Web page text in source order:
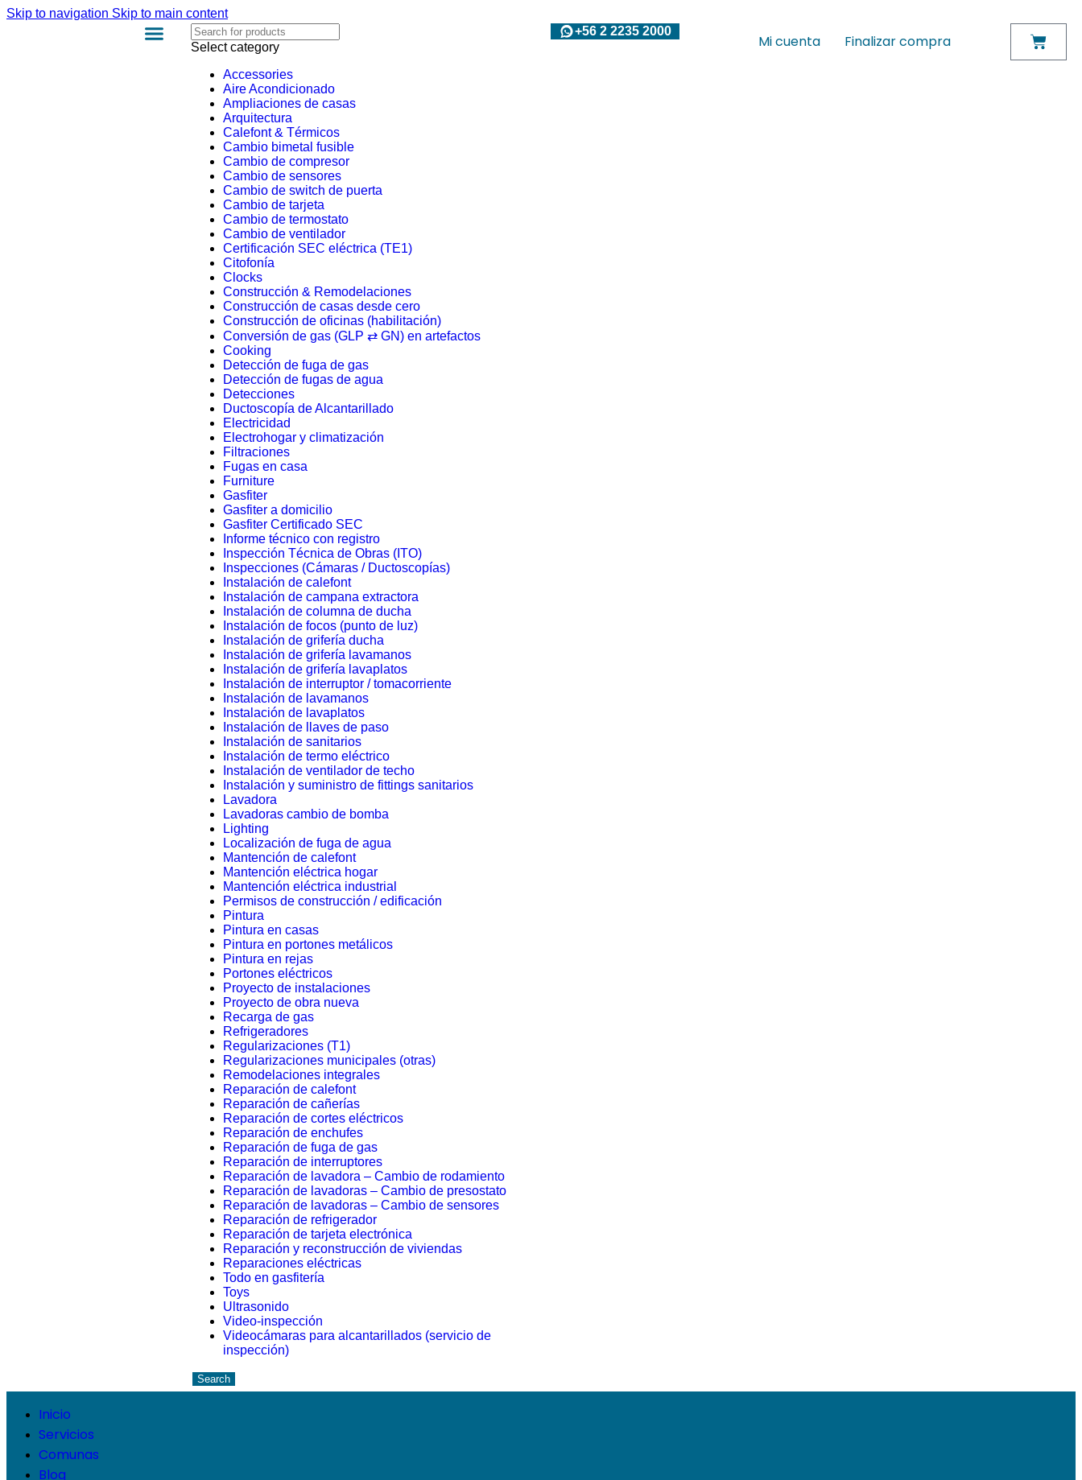
Skip to navigation Skip to main content
Select category
Accessories
Aire Acondicionado
Ampliaciones de casas
Arquitectura
Calefont & Térmicos
Cambio bimetal fusible
Cambio de compresor
Cambio de sensores
Cambio de switch de puerta
Cambio de tarjeta
Cambio de termostato
Cambio de ventilador
Certificación SEC eléctrica (TE1)
Citofonía
Clocks
Construcción & Remodelaciones
Construcción de casas desde cero
Construcción de oficinas (habilitación)
Conversión de gas (GLP ⇄ GN) en artefactos
Cooking
Detección de fuga de gas
Detección de fugas de agua
Detecciones
Ductoscopía de Alcantarillado
Electricidad
Electrohogar y climatización
Filtraciones
Fugas en casa
Furniture
Gasfiter
Gasfiter a domicilio
Gasfiter Certificado SEC
Informe técnico con registro
Inspección Técnica de Obras (ITO)
Inspecciones (Cámaras / Ductoscopías)
Instalación de calefont
Instalación de campana extractora
Instalación de columna de ducha
Instalación de focos (punto de luz)
Instalación de grifería ducha
Instalación de grifería lavamanos
Instalación de grifería lavaplatos
Instalación de interruptor / tomacorriente
Instalación de lavamanos
Instalación de lavaplatos
Instalación de llaves de paso
Instalación de sanitarios
Instalación de termo eléctrico
Instalación de ventilador de techo
Instalación y suministro de fittings sanitarios
Lavadora
Lavadoras cambio de bomba
Lighting
Localización de fuga de agua
Mantención de calefont
Mantención eléctrica hogar
Mantención eléctrica industrial
Permisos de construcción / edificación
Pintura
Pintura en casas
Pintura en portones metálicos
Pintura en rejas
Portones eléctricos
Proyecto de instalaciones
Proyecto de obra nueva
Recarga de gas
Refrigeradores
Regularizaciones (T1)
Regularizaciones municipales (otras)
Remodelaciones integrales
Reparación de calefont
Reparación de cañerías
Reparación de cortes eléctricos
Reparación de enchufes
Reparación de fuga de gas
Reparación de interruptores
Reparación de lavadora – Cambio de rodamiento
Reparación de lavadoras – Cambio de presostato
Reparación de lavadoras – Cambio de sensores
Reparación de refrigerador
Reparación de tarjeta electrónica
Reparación y reconstrucción de viviendas
Reparaciones eléctricas
Todo en gasfitería
Toys
Ultrasonido
Video-inspección
Videocámaras para alcantarillados (servicio de
inspección)
Search
+56 2 2235 2000
Mi cuenta Finalizar compra
Inicio
Servicios
Comunas
Blog